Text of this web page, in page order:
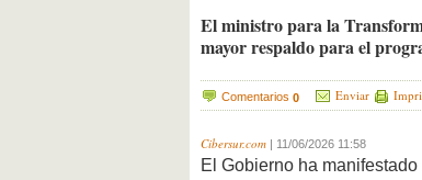
El ministro para la
mayor respaldo para el
Comentarios 0 Enviar
Cibersur.com 11/06/2026 11:58
El Gobierno ha manifestado